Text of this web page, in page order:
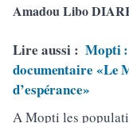
Amadou Libo
Lire aussi : Mopti
documentaire «Le
d’espérance»
A Mopti les